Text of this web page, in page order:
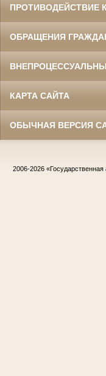
ПРОТИВОДЕЙСТВИЕ
ОБРАЩЕНИЯ
КАРТА САЙТА
ОБЫЧНАЯ ВЕРСИЯ
2006-2026